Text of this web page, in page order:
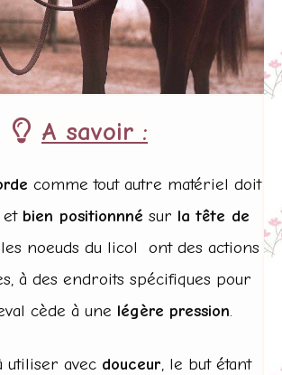
 A savoir :
comme tout autre matériel doit
et bien positionnné sur la tête de
noeuds du licol ont des actions
à des endroits spécifiques pour
cède à une légère pression.
utiliser avec douceur, le but étant